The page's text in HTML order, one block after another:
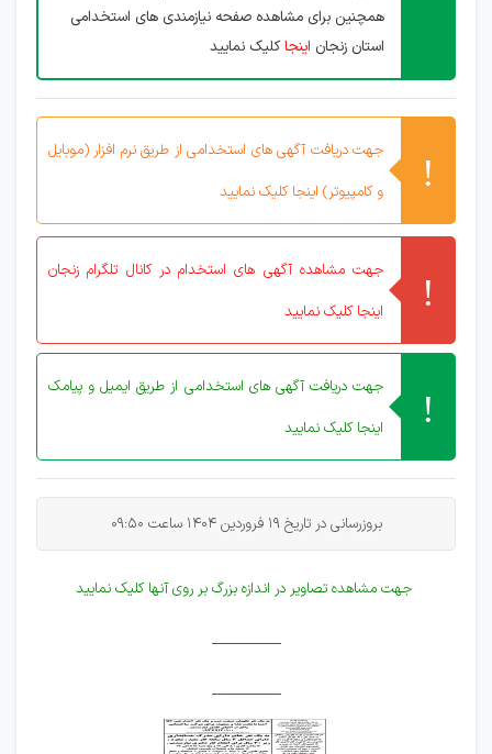
همچنین برای مشاهده صفحه نیازمندی های استخدامی
استان زنجان اینجاکلیک نمایید
جهت دریافت آگهی های استخدامی از طریق نرم افزار (موبایل
و کامپیوتر) اینجا کلیک نمایید
جهت مشاهده آگهی های استخدام در کانال تلگرام زنجان
اینجا کلیک نمایید
جهت دریافت آگهی های استخدامی از طریق ایمیل و پیامک
اینجا کلیک نمایید
بروزرسانی در تاریخ 19 فروردین 1404 ساعت 09:50
جهت مشاهده تصاویر در اندازه بزرگ بر روی آنها کلیک نمایید
_________
_________